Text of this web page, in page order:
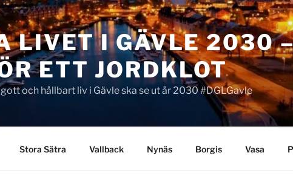
LIVET I GÄVLE 2030
ETT JORDKLOT
och hållbart liv i Gävle ska se ut år 2030 #DGLGavle
Stora Sätra Vallback Nynäs Borgis Vasa